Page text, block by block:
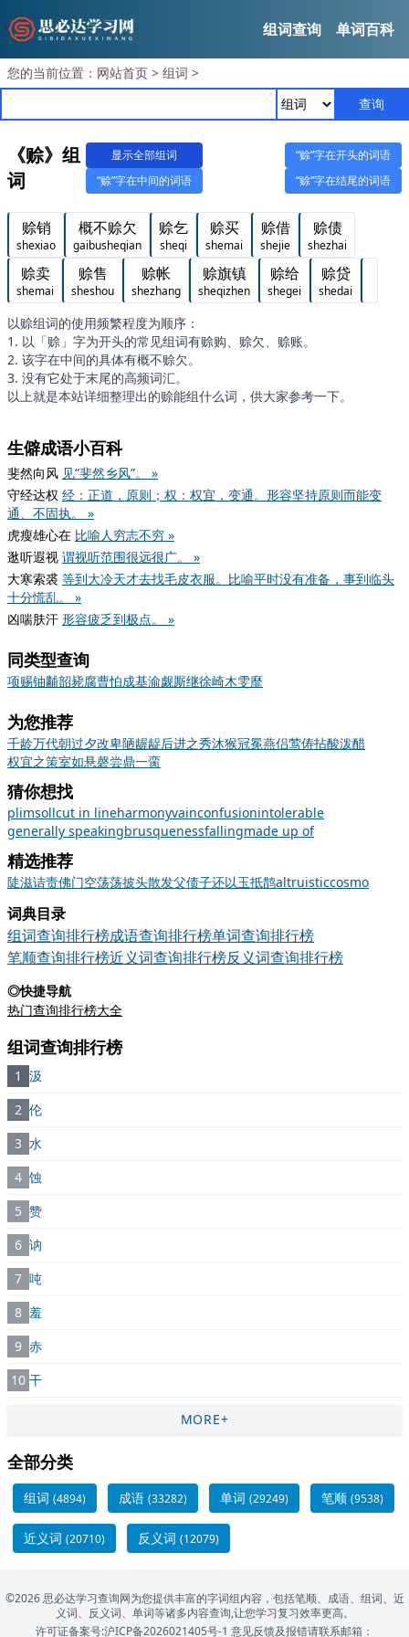
组词查询 单词百科
您的当前位置： 网站首页 > 组词 >
查询
《赊》组
词
显示全部组词
“赊”字在开头的词语
“赊”字在中间的词语
“赊”字在结尾的词语
赊销
shexiao
概不赊欠
gaibusheqian
赊乞
sheqi
赊买
shemai
赊借
shejie
赊债
shezhai
赊卖
shemai
赊售
sheshou
赊帐
shezhang
赊旗镇
sheqizhen
赊给
shegei
赊贷
shedai
以赊组词的使用频繁程度为顺序：
1. 以「赊」字为开头的常见组词有赊购、赊欠、赊账。
2. 该字在中间的具体有概不赊欠。
3. 没有它处于末尾的高频词汇。
以上就是本站详细整理出的赊能组什么词，供大家参考一下。
生僻成语小百科
斐然向风 见“斐然乡风”。 »
守经达权 经：正道，原则；权：权宜，变通。形容坚持原则而能变
通、不固执。 »
虎瘦雄心在 比喻人穷志不穷 »
逖听遐视 谓视听范围很远很广。 »
大寒索裘 等到大冷天才去找毛皮衣服。比喻平时没有准备，事到临头
十分慌乱。 »
凶喘肤汗 形容疲乏到极点。 »
同类型查询
项赐铀黼韶毙腐曹怕成基渝觑厮继徐崎木雯靡
为您推荐
千龄万代朝过夕改卑陋龌龊后进之秀沐猴冠冕燕侣莺俦拈酸泼醋
权宜之策室如悬磬尝鼎一脔
猜你想找
plimsollcut in lineharmonyvainconfusionintolerable
generally speakingbrusquenessfallingmade up of
精选推荐
陡滋诘责佛门空荡荡披头散发父债子还以玉抵鹊altruisticcosmo
词典目录
组词查询排行榜成语查询排行榜单词查询排行榜
笔顺查询排行榜近义词查询排行榜反义词查询排行榜
◎快捷导航
热门查询排行榜大全
组词查询排行榜
1 汲
2 伦
3 水
4 蚀
5 赞
6 讷
7 吨
8 羞
9 赤
10 干
MORE+
全部分类
组词 (4894) 成语 (33282) 单词 (29249) 笔顺 (9538)
近义词 (20710) 反义词 (12079)
©2026 思必达学习查询网为您提供丰富的字词组内容，包括笔顺、成语、组词、近
义词、反义词、单词等诸多内容查询,让您学习复习效率更高。
许可证备案号:沪ICP备2026021405号-1 意见反馈及报错请联系邮箱：